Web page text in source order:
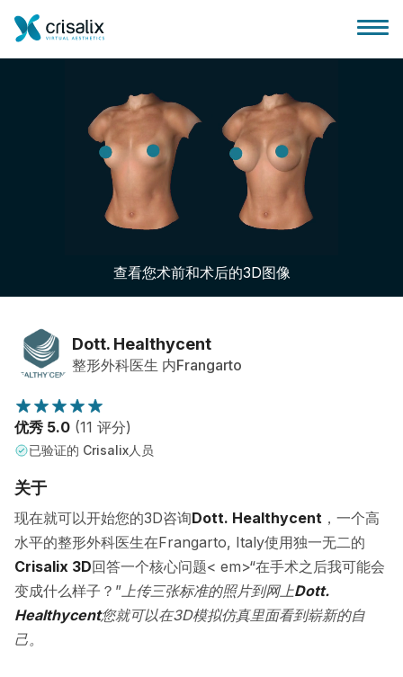
外科医生之家
客户评价
查看您术前和术后的3D图像
Dott. Healthycent
整形外科医生 内Frangarto
优秀 5.0 (11 评分)
已验证的 Crisalix人员
关于
现在就可以开始您的3D咨询Dott. Healthycent ，一个高
水平的整形外科医生在Frangarto, Italy使用独一无二的
Crisalix 3D回答一个核心问题< em>“在手术之后我可能会
变成什么样子？” 上传三张标准的照片到网上Dott.
Healthycent您就可以在3D模拟仿真里面看到崭新的自
己。